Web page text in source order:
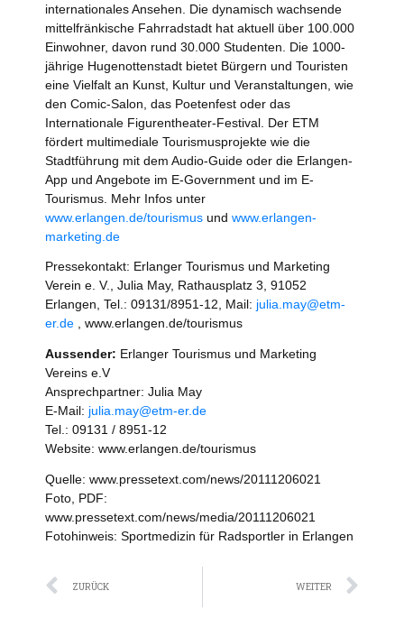
internationales Ansehen. Die dynamisch wachsende
mittelfränkische Fahrradstadt hat aktuell über 100.000
Einwohner, davon rund 30.000 Studenten. Die 1000-
jährige Hugenottenstadt bietet Bürgern und Touristen
eine Vielfalt an Kunst, Kultur und Veranstaltungen, wie
den Comic-Salon, das Poetenfest oder das
Internationale Figurentheater-Festival. Der ETM
fördert multimediale Tourismusprojekte wie die
Stadtführung mit dem Audio-Guide oder die Erlangen-
App und Angebote im E-Government und im E-
Tourismus. Mehr Infos unter
www.erlangen.de/tourismus und www.erlangen-
marketing.de
Pressekontakt: Erlanger Tourismus und Marketing
Verein e. V., Julia May, Rathausplatz 3, 91052
Erlangen, Tel.: 09131/8951-12, Mail: julia.may@etm-
er.de , www.erlangen.de/tourismus
Aussender: Erlanger Tourismus und Marketing
Vereins e.V
Ansprechpartner: Julia May
E-Mail: julia.may@etm-er.de
Tel.: 09131 / 8951-12
Website: www.erlangen.de/tourismus
Quelle: www.pressetext.com/news/20111206021
Foto, PDF:
www.pressetext.com/news/media/20111206021
Fotohinweis: Sportmedizin für Radsportler in Erlangen
Zurück
ZURÜCK WEITER